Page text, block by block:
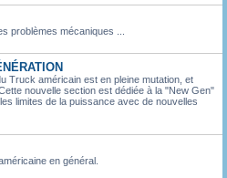
problèmes mécaniques ...
Truck américain est en pleine mutation, et
nouvelle section est dédiée à la "New Gen"
limites de la puissance avec de nouvelles
en général.